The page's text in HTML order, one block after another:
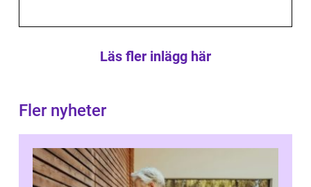
Läs fler inlägg här
Fler nyheter